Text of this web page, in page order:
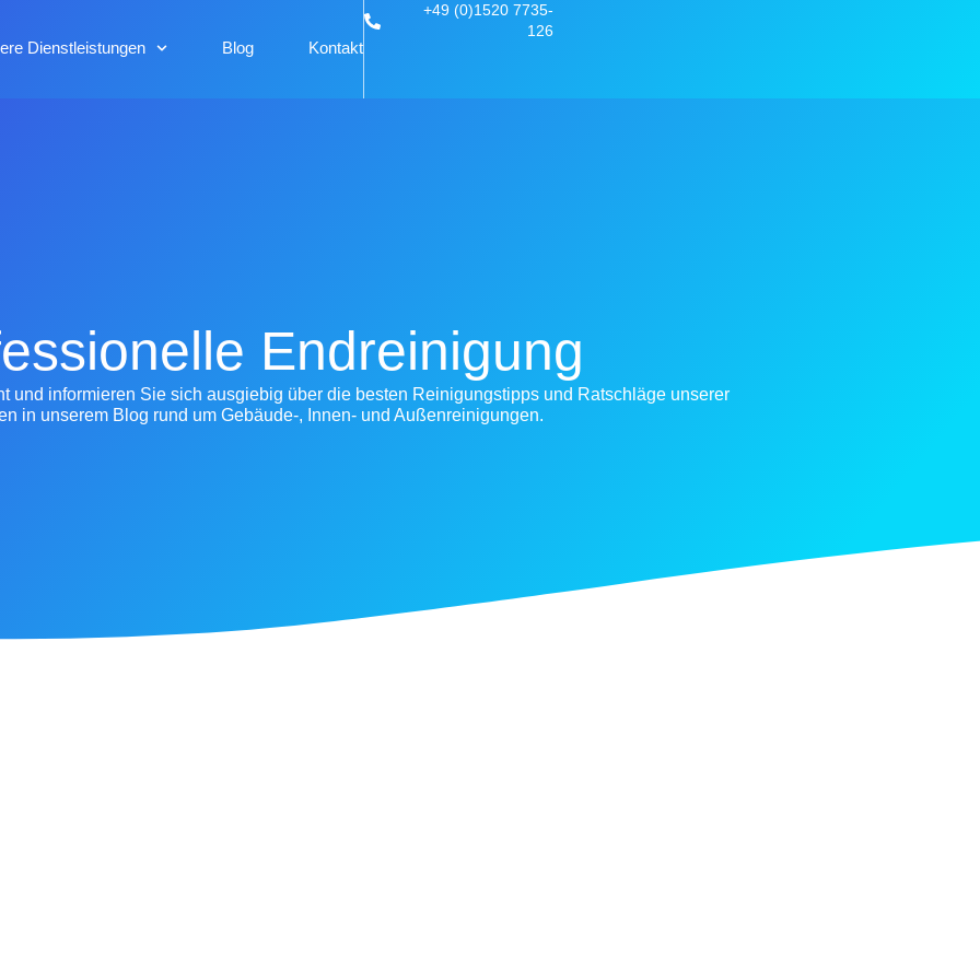
Dienstleistungen Blog Kontakt
+49 (0)1520 7735-
126
Endreinigung
und informieren Sie sich ausgiebig über die besten Reinigungstipps und Ratschläge unserer
in unserem Blog rund um Gebäude-, Innen- und Außenreinigungen.